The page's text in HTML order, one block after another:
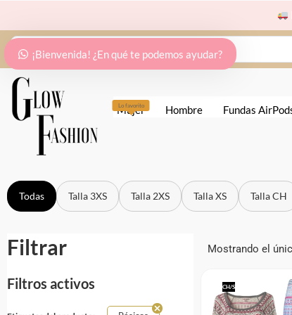
al
contenido
Search
Lo favorito
Mujer Hombre Fundas
Todas Talla 3XS Talla 2XS Talla XS Talla CH
Filtrar
Filtros activos
Mostrando el
CH/S
¡Bienvenida! ¿En qué te podemos ayudar?